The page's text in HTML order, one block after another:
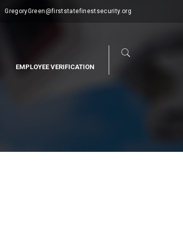
GregoryGreen@firststatefinestsecurity.org
EMPLOYEE VERIFICATION